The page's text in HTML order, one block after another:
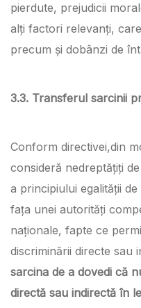
pierdute, prejudicii
alți factori relevanți,
precum și dobânzi de
3.3. Transferul sarcinii
Conform directivei,din
consideră nedreptățiți
a principiului egalității
fața unei autorități
naționale, fapte ce
discriminării directe sau
sarcina de a dovedi că
directă sau indirectă în